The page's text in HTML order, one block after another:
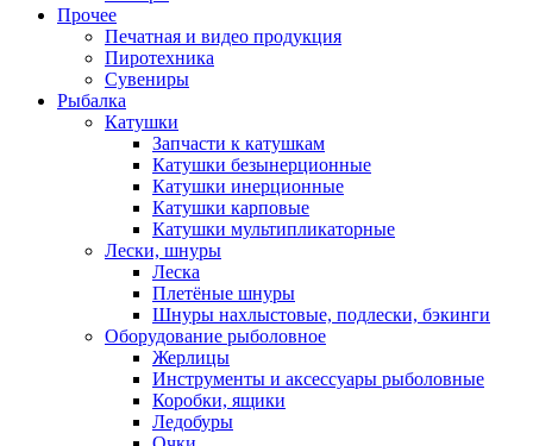
Прочее
Печатная и видео продукция
Пиротехника
Сувениры
Рыбалка
Катушки
Запчасти к катушкам
Катушки безынерционные
Катушки инерционные
Катушки карповые
Катушки мультипликаторные
Лески, шнуры
Леска
Плетёные шнуры
Шнуры нахлыстовые, подлески, бэкинги
Оборудование рыболовное
Жерлицы
Инструменты и аксессуары рыболовные
Коробки, ящики
Ледобуры